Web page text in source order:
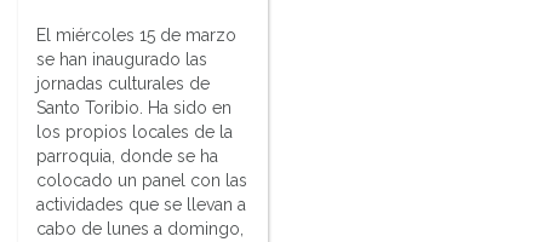
El miércoles 15 de marzo
se han inaugurado las
jornadas culturales de
Santo Toribio. Ha sido en
los propios locales de la
parroquia, donde se ha
colocado un panel con las
actividades que se llevan a
cabo de lunes a domingo,